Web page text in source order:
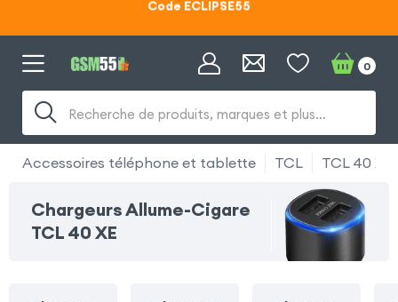
Code ECLIPSE55
Recherche de produits, marques et plus…
0
Accessoires téléphone et tablette TCL TCL 40 XE
Chargeurs Allume-Cigare
TCL 40 XE